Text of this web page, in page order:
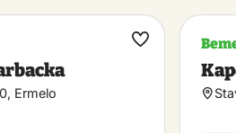
Ermelo
Favorit
machen